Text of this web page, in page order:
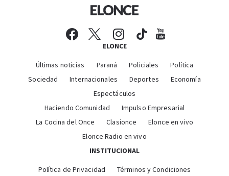
ELONCE
Últimas noticias Paraná Policiales
Política
Sociedad
Internacionales Deportes
Economía
Espectáculos
Haciendo Comunidad
Impulso Empresarial
La Cocina del Once
Clasionce
Elonce en vivo
Elonce Radio en vivo
INSTITUCIONAL
Política de Privacidad Términos y Condiciones